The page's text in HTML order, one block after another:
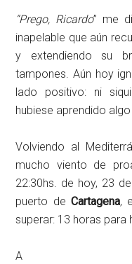
“Prego, Ricardo” me
inapelable que aún
y extendiendo su
tampones. Aún hoy
lado positivo: ni
hubiese aprendido
Volviendo al
mucho viento de
22:30hs. de hoy, 23
puerto de Cartagena,
superar: 13 horas para
A